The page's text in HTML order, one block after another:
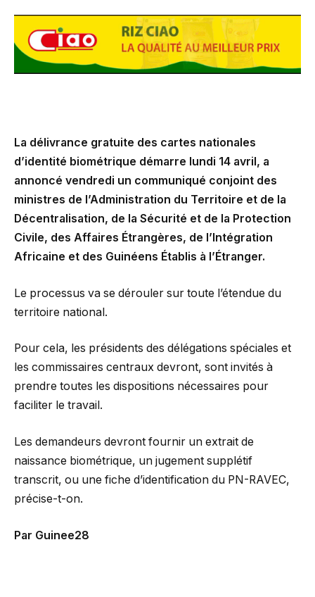
La délivrance gratuite des cartes nationales
d’identité biométrique démarre lundi 14 avril, a
annoncé vendredi un communiqué conjoint des
ministres de l’Administration du Territoire et de la
Décentralisation, de la Sécurité et de la Protection
Civile, des Affaires Étrangères, de l’Intégration
Africaine et des Guinéens Établis à l’Étranger.
Le processus va se dérouler sur toute l’étendue du
territoire national.
Pour cela, les présidents des délégations spéciales et
les commissaires centraux devront, sont invités à
prendre toutes les dispositions nécessaires pour
faciliter le travail.
Les demandeurs devront fournir un extrait de
naissance biométrique, un jugement supplétif
transcrit, ou une fiche d’identification du PN-RAVEC,
précise-t-on.
Par Guinee28